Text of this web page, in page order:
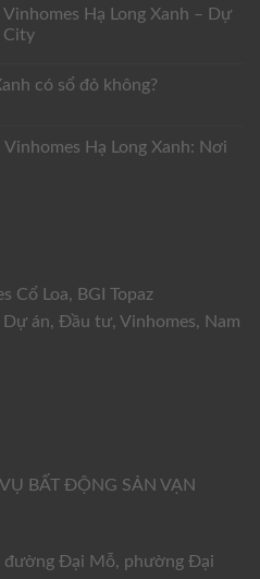
Hạ Long Xanh – Dự
City
có sổ đỏ không?
Hạ Long Xanh: Nơi
Cổ Loa, BGI Topaz
Dự án, Đầu tư, Vinhomes, Nam
BẤT ĐỘNG SẢN VẠN
đường Đại Mỗ, phường Đại